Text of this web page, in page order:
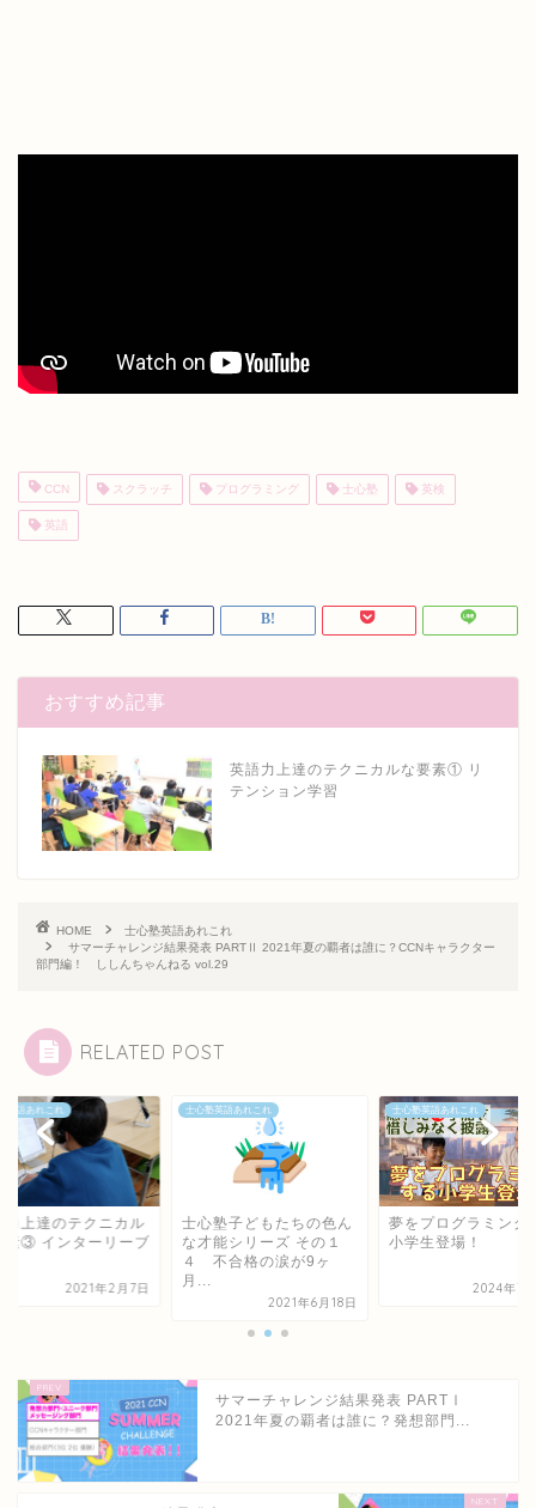
CCN スクラッチ プログラミング 士心塾 英検
英語
おすすめ記事
英語力上達のテクニカルな要素① リ
テンション学習
HOME
士心塾英語あれこれ
サマーチャレンジ結果発表 PARTⅡ 2021年夏の覇者は誰に？CCNキャラクター
部門編！ ししんちゃんねる vol.29
RELATED POST
英語あれこれ
力上達のテクニカル
素③ インターリーブ
2021年2月7日
士心塾英語あれこれ
士心塾子どもたちの色ん
な才能シリーズ その１
４ 不合格の涙が9ヶ
月...
2021年6月18日
士心塾英語あれこれ
夢をプログラミング
小学生登場！
2024年7
サマーチャレンジ結果発表 PARTⅠ
2021年夏の覇者は誰に？発想部門...